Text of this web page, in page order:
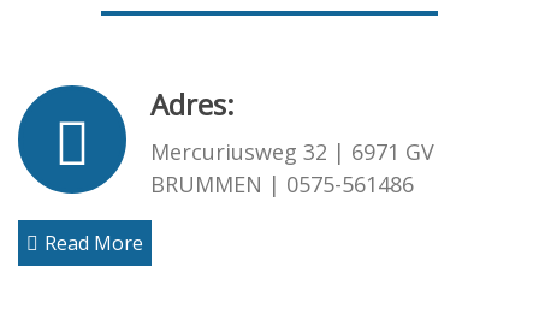
Adres:
Mercuriusweg 32 | 6971 GV
BRUMMEN | 0575-561486
Read More